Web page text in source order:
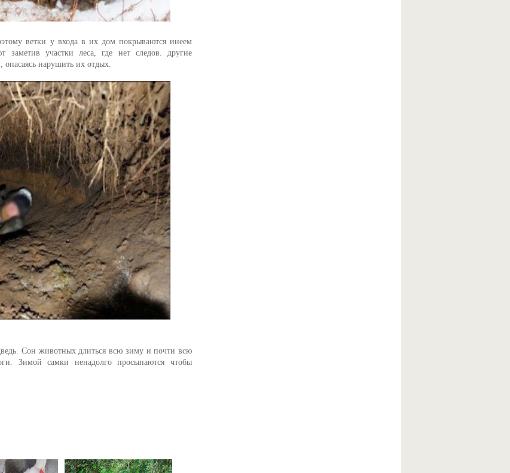
ветки у входа в их дом покрываются инеем
заметив участки леса, где нет следов. другие
опасаясь нарушить их отдых.
Сон животных длиться всю зиму и почти всю
Зимой самки ненадолго просыпаются чтобы